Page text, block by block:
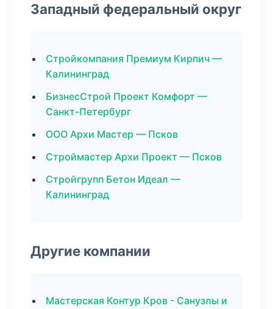
Западный федеральный округ
Стройкомпания Премиум Кирпич —
Калининград
БизнесСтрой Проект Комфорт —
Санкт-Петербург
ООО Архи Мастер — Псков
Строймастер Архи Проект — Псков
Стройгрупп Бетон Идеал —
Калининград
Другие компании
Мастерская Контур Кров - Санузлы и